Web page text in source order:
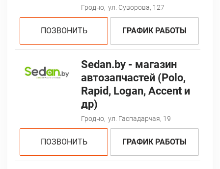
Гродно, ул. Суворова, 127
ПОЗВОНИТЬ ГРАФИК РАБОТЫ
Sedan.by - магазин
автозапчастей (Polo,
Rapid, Logan, Accent и
др)
Гродно, ул. Гаспадарчая, 19
ПОЗВОНИТЬ ГРАФИК РАБОТЫ